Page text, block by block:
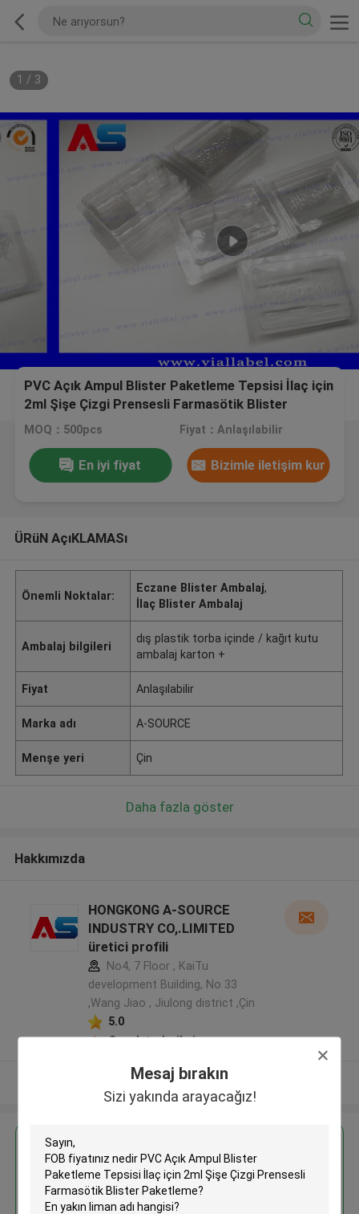
Mesaj bırakın
Sizi yakında arayacağız!
1 / 3
PVC Açık Ampul Blister Paketleme Tepsisi İlaç için
2ml Şişe Çizgi Prensesli Farmasötik Blister
Paketleme
MOQ：500pcs Fiyat：Anlaşılabilir
En iyi fiyat Bizimle iletişim kur
ÜRüN AçıKLAMASı
Önemli Noktalar:
Eczane Blister Ambalaj,
İlaç Blister Ambalaj
Ambalaj bilgileri
dış plastik torba içinde / kağıt kutu
ambalaj karton +
Fiyat Anlaşılabilir
Marka adı A-SOURCE
Menşe yeri Çin
Daha fazla göster
Hakkımızda
HONGKONG A-SOURCE
INDUSTRY CO,.LIMITED
üretici profili
No4, 7 Floor , KaiTu
development Building, No 33
,Wang Jiao , Jiulong district ,Çin
5.0
Onaylı tedarikçi
Daha fazla göster
PVC Açık Ampul Blister
Paketleme Tepsisi İlaç için 2ml